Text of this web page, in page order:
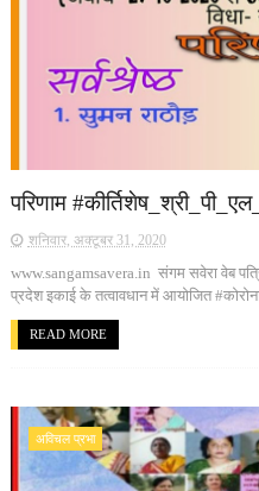
परिणाम
शनिवार, अक्टूबर 31, 2020
www.sangamsavera.in संगम सवेरा वेब
प्रदेश इकाई के तत्वावधान में आयोजित
READ MORE
अविचल प्रभा